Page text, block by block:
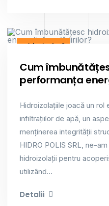
Hidroizolații
Cum
performanța
Hidroizolațiile joacă un rol
infiltrațiilor de apă, un
menținerea integrității
HIDRO POLIS SRL, ne-
hidroizolații pentru
utilizând...
Detalii